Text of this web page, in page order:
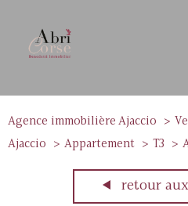
Agence immobilière Ajaccio
Ajaccio
Appartement T3
retour